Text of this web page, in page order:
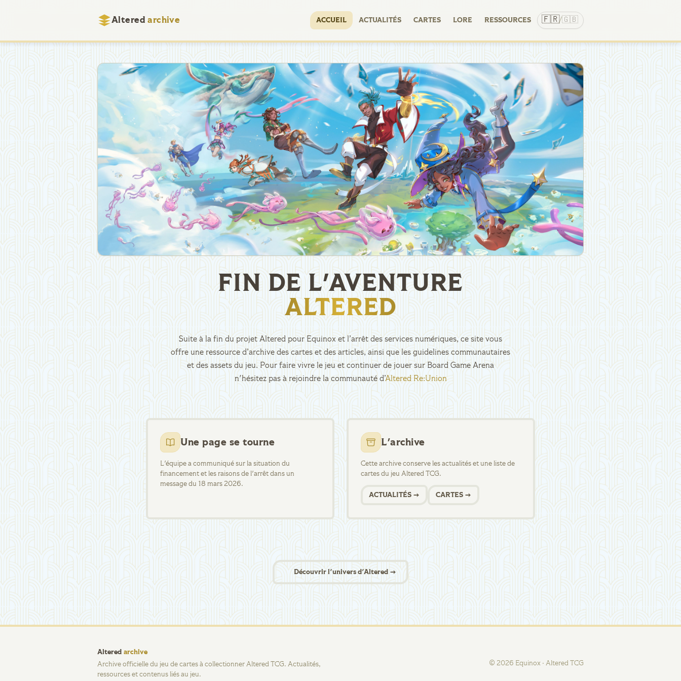
Altered archive ACCUEIL ACTUALITÉS CARTES LORE RESSOURCES 🇫🇷/🇬🇧
FIN DE L'AVENTURE
ALTERED
Suite à la fin du projet Altered pour Equinox et l’arrêt des services numériques, ce site vous
offre une ressource d’archive des cartes et des articles, ainsi que les guidelines communautaires
et des assets du jeu. Pour faire vivre le jeu et continuer de jouer sur Board Game Arena
n'hésitez pas à rejoindre la communauté d’Altered Re:Union
Une page se tourne
L'équipe a communiqué sur la situation du
financement et les raisons de l'arrêt dans un
message du 18 mars 2026.
L'archive
Cette archive conserve les actualités et une liste de
cartes du jeu Altered TCG.
ACTUALITÉS → CARTES →
Découvrir l'univers d'Altered →
Altered archive
Archive officielle du jeu de cartes à collectionner Altered TCG. Actualités,
ressources et contenus liés au jeu.
© 2026 Equinox · Altered TCG